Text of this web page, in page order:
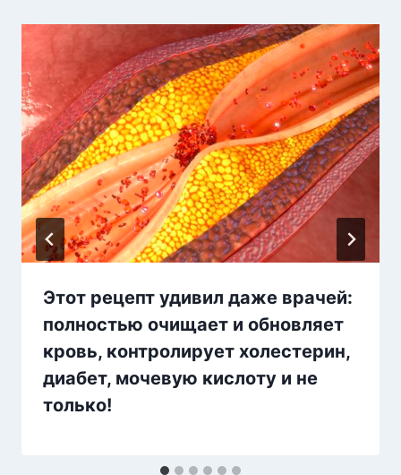
Этот рецепт удивил даже врачей:
полностью очищает и обновляет
кровь, контролирует холестерин,
диабет, мочевую кислоту и не
только!